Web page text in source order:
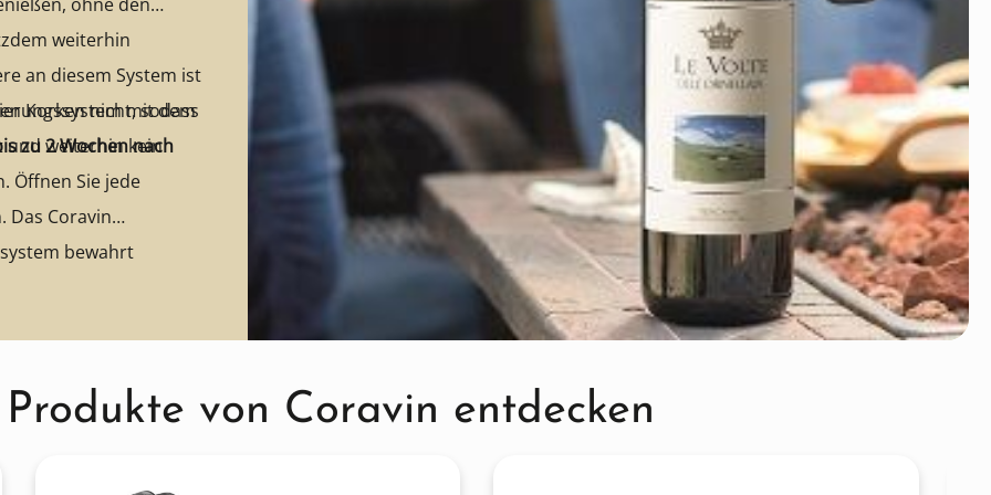
weiterhin
an diesem System ist
Korken nicht, sodass
und weiterhin kein
mit dem
zu 2 Wochen nach
Öffnen Sie jede
Das Coravin
bewahrt
von Coravin entdecken